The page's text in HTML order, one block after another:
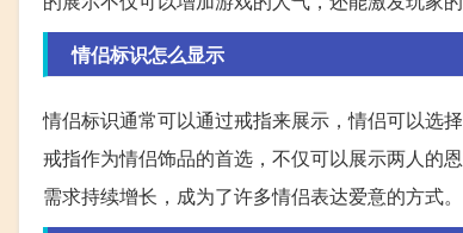
情侣标识怎么显示
情侣标识通常可以通过戒指来展示，情侣可以选
戒指作为情侣饰品的首选，不仅可以展示两人的
需求持续增长，成为了许多情侣表达爱意的方式。